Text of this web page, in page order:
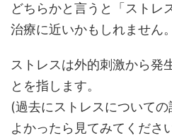
どちらかと言うと「ストレ
治療に近いかもしれません。
ストレスは外的刺激から発
とを指します。
(過去にストレスについて
よかったら見てみてくださ